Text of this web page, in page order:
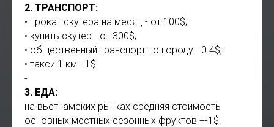
2. ТРАНСПОРТ:
• прокат скутера на месяц - от 100$;
• купить скутер - от 300$;
• общественный транспорт по городу - 0.4$;
• такси 1 км - 1$.
-
3. ЕДА:
на вьетнамских рынках средняя стоимость
основных местных сезонных фруктов +-1$.